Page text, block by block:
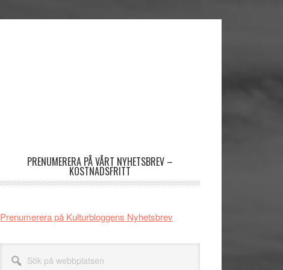
PRENUMERERA PÅ VÅRT NYHETSBREV –
KOSTNADSFRITT
Prenumerera på Kulturbloggens Nyhetsbrev